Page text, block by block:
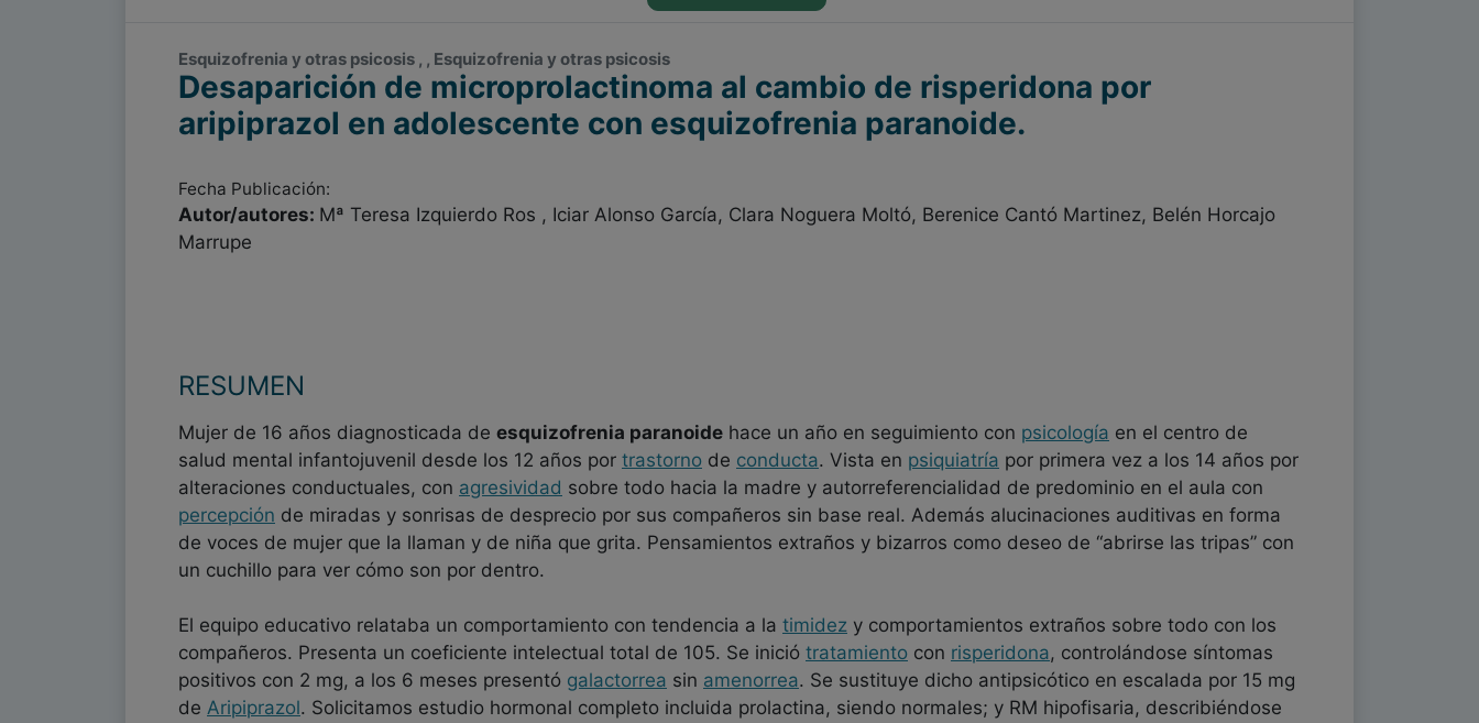
Esquizofrenia y otras psicosis , , Esquizofrenia y otras psicosis
Desaparición de microprolactinoma al cambio de risperidona por
aripiprazol en adolescente con esquizofrenia paranoide.
Fecha Publicación:
Autor/autores: Mª Teresa Izquierdo Ros , Iciar Alonso García, Clara Noguera Moltó, Berenice Cantó Martinez, Belén Horcajo
Marrupe
RESUMEN
Mujer de 16 años diagnosticada de esquizofrenia paranoide hace un año en seguimiento con psicología en el centro de
salud mental infantojuvenil desde los 12 años por trastorno de conducta. Vista en psiquiatría por primera vez a los 14 años por
alteraciones conductuales, con agresividad sobre todo hacia la madre y autorreferencialidad de predominio en el aula con
percepción de miradas y sonrisas de desprecio por sus compañeros sin base real. Además alucinaciones auditivas en forma
de voces de mujer que la llaman y de niña que grita. Pensamientos extraños y bizarros como deseo de “abrirse las tripas” con
un cuchillo para ver cómo son por dentro.
El equipo educativo relataba un comportamiento con tendencia a la timidez y comportamientos extraños sobre todo con los
compañeros. Presenta un coeficiente intelectual total de 105. Se inició tratamiento con risperidona, controlándose síntomas
positivos con 2 mg, a los 6 meses presentó galactorrea sin amenorrea. Se sustituye dicho antipsicótico en escalada por 15 mg
de Aripiprazol. Solicitamos estudio hormonal completo incluida prolactina, siendo normales; y RM hipofisaria, describiéndose